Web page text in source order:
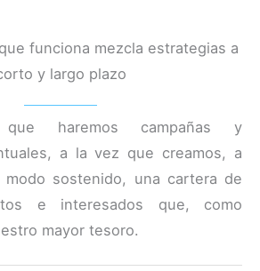
funciona mezcla estrategias a
y largo plazo
haremos campañas y
a la vez que creamos, a
sostenido, una cartera de
e interesados que, como
mayor tesoro.